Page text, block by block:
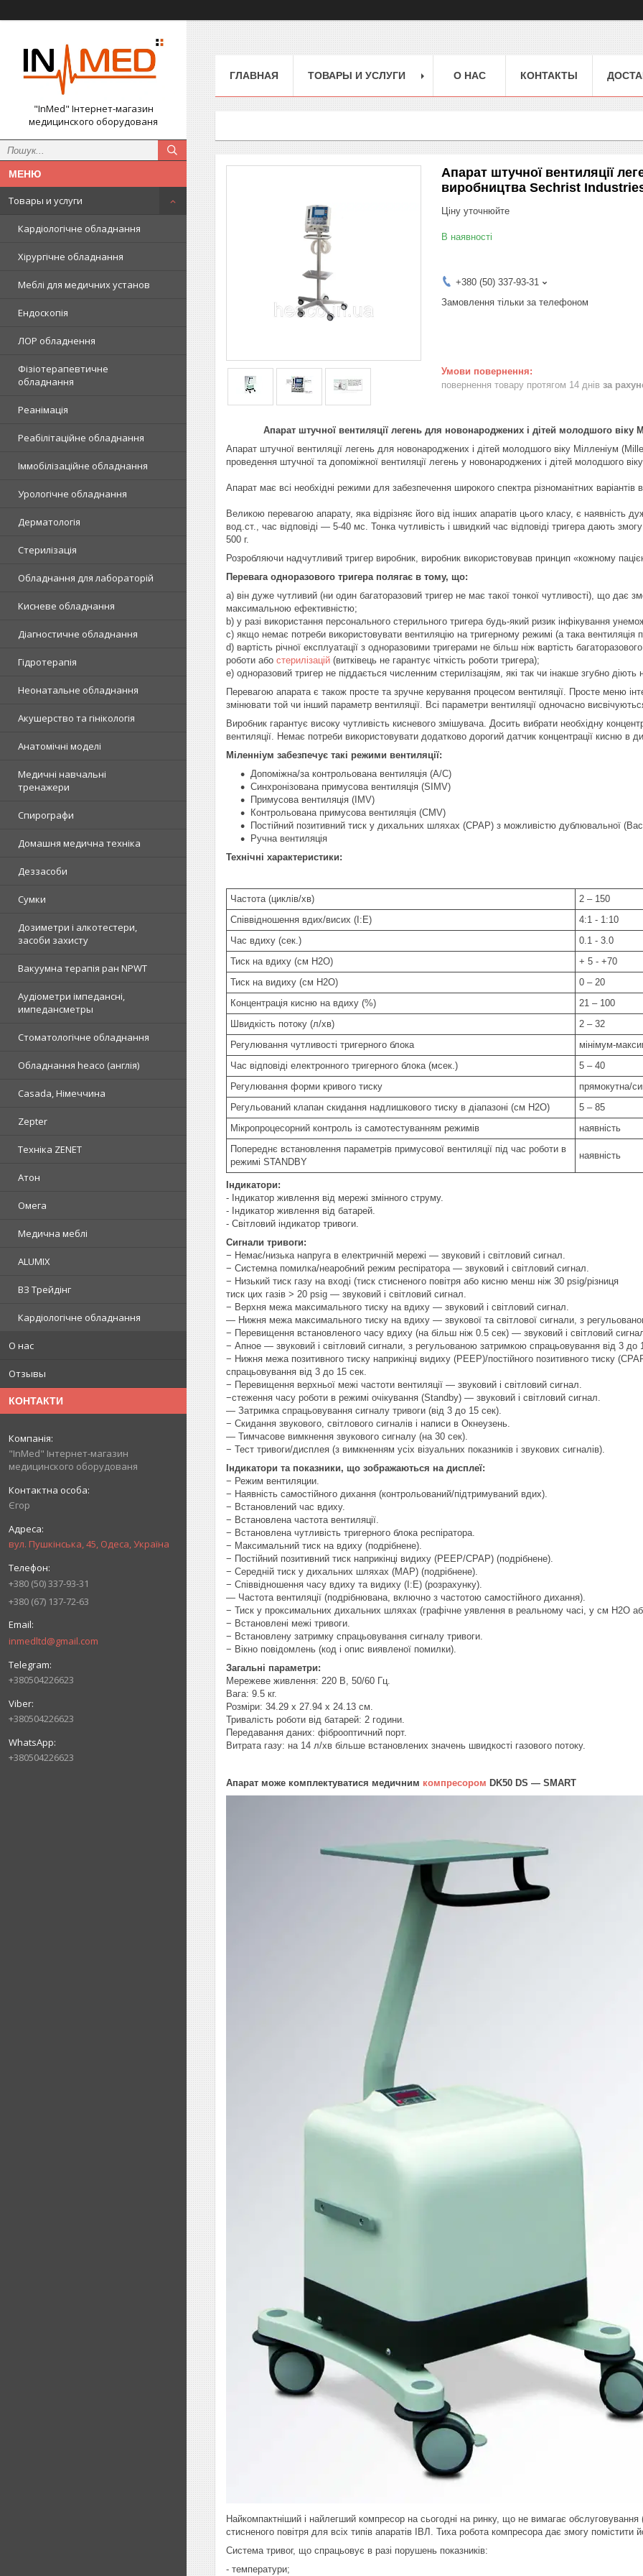
"InMed" Інтернет-магазин
медицинского оборудованя
Товары и услуги
Кардіологічне обладнання
Хірургічне обладнання
Меблі для медичних установ
Ендоскопія
ЛОР обладнення
Фізіотерапевтичне
обладнання
Реанімація
Реабілітаційне обладнання
Іммобілізаційне обладнання
Урологічне обладнання
Дерматологія
Стерилізація
Обладнання для лабораторій
Кисневе обладнання
Діагностичне обладнання
Гідротерапія
Неонатальне обладнання
Акушерство та гінікологія
Анатомічні моделі
Медичні навчальні
тренажери
Спирографи
Домашня медична техніка
Деззасоби
Сумки
Дозиметри і алкотестери,
засоби захисту
Вакуумна терапія ран NPWT
Аудіометри імпедансні,
импедансметры
Стоматологічне обладнання
Обладнання heaco (англія)
Casada, Німеччина
Zepter
Техніка ZENET
Атон
Омега
Медична меблі
ALUMIX
ВЗ Трейдінг
Кардіологічне обладнання
О нас
Отзывы
КОНТАКТИ
"InMed" Інтернет-магазин
медицинского оборудованя
Єгор
вул. Пушкінська, 45, Одеса, Україна
+380 (50) 337-93-31
+380 (67) 137-72-63
inmedltd@gmail.com
+380504226623
+380504226623
+380504226623
ГЛАВНАЯ ТОВАРЫ И УСЛУГИ О НАС КОНТАКТЫ
Апарат штучної вентиляції
виробництва Sechrist
Ціну уточнюйте
В наявності
+380 (50) 337-93-31
Замовлення тільки за телефоном
повернення товару протягом 14 днів за
Апарат штучної вентиляції легень для новонароджених і дітей молодшого
Апарат штучної вентиляції легень для новонароджених і дітей молодшого віку Мілленіум
проведення штучної та допоміжної вентиляції легень у новонароджених і дітей молодшого
Апарат має всі необхідні режими для забезпечення широкого спектра різноманітних варіантів
Великою перевагою апарату, яка відрізняє його від інших апаратів цього класу, є наявність
вод.ст., час відповіді — 5-40 мс. Тонка чутливість і швидкий час відповіді тригера дають
500 г.
Розробляючи надчутливий тригер виробник, виробник використовував принцип «кожному
Перевага одноразового тригера полягає в тому, що:
a) він дуже чутливий (ни один багаторазовий тригер не має такої тонкої чутливості), що дає
максимальною ефективністю;
b) у разі використання персонального стерильного тригера будь-який ризик інфікування
c) якщо немає потреби використовувати вентиляцію на тригерному режимі (а така
d) вартість річної експлуатації з одноразовими тригерами не більш ніж вартість
роботи або стерилізацій (витківець не гарантує чіткість роботи тригера);
e) одноразовий тригер не піддається численним стерилізаціям, які так чи інакше згубно діють
Перевагою апарата є також просте та зручне керування процесом вентиляції. Просте меню
змінювати той чи інший параметр вентиляції. Всі параметри вентиляції одночасно
Виробник гарантує високу чутливість кисневого змішувача. Досить вибрати необхідну
вентиляції. Немає потреби використовувати додатково дорогий датчик концентрації кисню в
Міленніум забезпечує такі режими вентиляції:
Допоміжна/за контрольована вентиляція (A/C)
Синхронізована примусова вентиляція (SIMV)
Примусова вентиляція (IMV)
Контрольована примусова вентиляція (CMV)
Постійний позитивний тиск у дихальних шляхах (СРАР) з можливістю дублювальної
Ручна вентиляція
Технічні характеристики:
Частота (циклів/хв)
2 – 150
Співвідношення вдих/висих (I:E)
4:1 - 1:10
Час вдиху (сек.)
0.1 - 3.0
Тиск на вдиху (см H2О)
+ 5 - +70
Тиск на видиху (см H2О)
0 – 20
Концентрація кисню на вдиху (%)
21 – 100
Швидкість потоку (л/хв)
2 – 32
Регулювання чутливості тригерного блока
мінімум-
Час відповіді електронного тригерного блока (мсек.)
5 – 40
Регулювання форми кривого тиску
прямокутна/
Регульований клапан скидання надлишкового тиску в діапазоні (см H2О)
5 – 85
Мікропроцесорний контроль із самотестуванням режимів
наявність
Попереднє встановлення параметрів примусової вентиляції під час роботи в
режимі STANDBY
наявність
Індикатори:
- Індикатор живлення від мережі змінного струму.
- Індикатор живлення від батарей.
- Світловий індикатор тривоги.
Сигнали тривоги:
− Немає/низька напруга в електричній мережі — звуковий і світловий сигнал.
− Системна помилка/неаробний режим респіратора — звуковий і світловий сигнал.
− Низький тиск газу на вході (тиск стисненого повітря або кисню менш ніж 30 psig/різниця
тиск цих газів > 20 psig — звуковий і світловий сигнал.
− Верхня межа максимального тиску на вдиху — звуковий і світловий сигнал.
— Нижня межа максимального тиску на вдиху — звукової та світлової сигнали, з
− Перевищення встановленого часу вдиху (на більш ніж 0.5 сек) — звуковий і світловий
− Апное — звуковий і світловий сигнали, з регульованою затримкою спрацьовування від 3 до
− Нижня межа позитивного тиску наприкінці видиху (PEEP)/постійного позитивного тиску
спрацьовування від 3 до 15 сек.
− Перевищення верхньої межі частоти вентиляції — звуковий і світловий сигнал.
−стеження часу роботи в режимі очікування (Standby) — звуковий і світловий сигнал.
— Затримка спрацьовування сигналу тривоги (від 3 до 15 сек).
− Скидання звукового, світлового сигналів і написи в Окнеузень.
— Тимчасове вимкнення звукового сигналу (на 30 сек).
− Тест тривоги/дисплея (з вимкненням усіх візуальних показників і звукових сигналів).
Індикатори та показники, що зображаються на дисплеї:
− Режим вентиляции.
− Наявність самостійного дихання (контрольований/підтримуваний вдих).
− Встановлений час вдиху.
− Встановлена частота вентиляції.
− Встановлена чутливість тригерного блока респіратора.
− Максимальний тиск на вдиху (подрібнене).
− Постійний позитивний тиск наприкінці видиху (PEEP/CPAP) (подрібнене).
− Середній тиск у дихальних шляхах (MAP) (подрібнене).
− Співвідношення часу вдиху та видиху (I:E) (розрахунку).
— Частота вентиляції (подрібнювана, включно з частотою самостійного дихання).
− Тиск у проксимальних дихальних шляхах (графічне уявлення в реальному часі, у см Н2О
− Встановлені межі тривоги.
− Встановлену затримку спрацьовування сигналу тривоги.
− Вікно повідомлень (код і опис виявленої помилки).
Загальні параметри:
Мережеве живлення: 220 В, 50/60 Гц.
Вага: 9.5 кг.
Розміри: 34.29 x 27.94 x 24.13 см.
Тривалість роботи від батарей: 2 години.
Передавання даних: фіброоптичний порт.
Витрата газу: на 14 л/хв більше встановлених значень швидкості газового потоку.
Апарат може комплектуватися медичним компресором DK50 DS — SMART
Найкомпактніший і найлегший компресор на сьогодні на ринку, що не вимагає
стисненого повітря для всіх типів апаратів ІВЛ. Тиха робота компресора дає змогу помістити
Система тривог, що спрацьовує в разі порушень показників:
- температури;